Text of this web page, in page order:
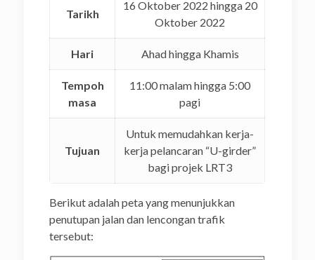
Tarikh
16 Oktober 2022 hingga 20
Oktober 2022
Hari Ahad hingga Khamis
Tempoh
masa
11:00 malam hingga 5:00
pagi
Tujuan
Untuk memudahkan kerja-
kerja pelancaran “U-girder”
bagi projek LRT3
Berikut adalah peta yang menunjukkan
penutupan jalan dan lencongan trafik
tersebut: